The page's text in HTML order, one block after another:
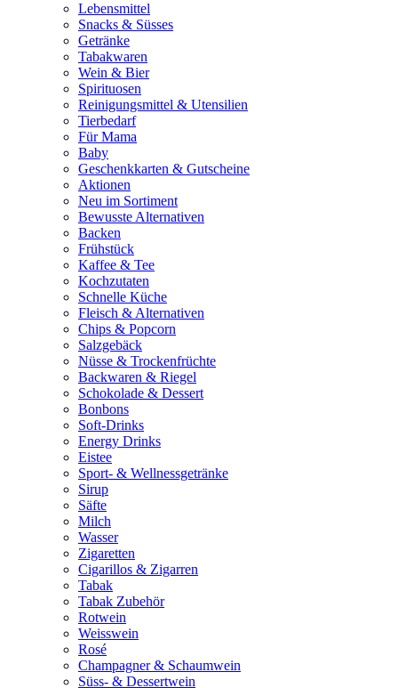
Lebensmittel
Snacks & Süsses
Getränke
Tabakwaren
Wein & Bier
Spirituosen
Reinigungsmittel & Utensilien
Tierbedarf
Für Mama
Baby
Geschenkkarten & Gutscheine
Aktionen
Neu im Sortiment
Bewusste Alternativen
Backen
Frühstück
Kaffee & Tee
Kochzutaten
Schnelle Küche
Fleisch & Alternativen
Chips & Popcorn
Salzgebäck
Nüsse & Trockenfrüchte
Backwaren & Riegel
Schokolade & Dessert
Bonbons
Soft-Drinks
Energy Drinks
Eistee
Sport- & Wellnessgetränke
Sirup
Säfte
Milch
Wasser
Zigaretten
Cigarillos & Zigarren
Tabak
Tabak Zubehör
Rotwein
Weisswein
Rosé
Champagner & Schaumwein
Süss- & Dessertwein